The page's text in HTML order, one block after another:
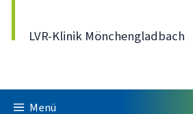
LVR-Klinik Mönchengladbach
Menü